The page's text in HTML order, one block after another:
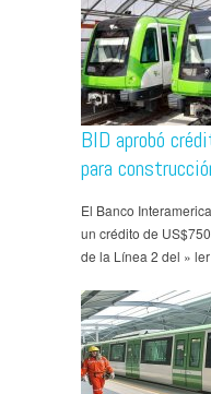
BID aprobó
para
El Banco
un crédito de
de la Línea 2 del »